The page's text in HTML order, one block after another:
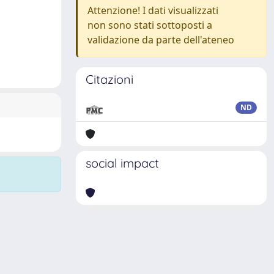
Attenzione! I dati visualizzati
non sono stati sottoposti a
validazione da parte dell'ateneo
Citazioni
ND
social impact